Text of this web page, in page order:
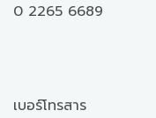
0 2265 6689
เบอร์โทรสาร